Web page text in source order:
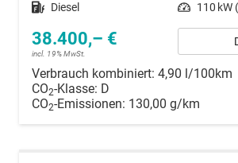
Kraftstoff Diesel Leistung 110 kW
38.400,– €
incl. 19% MwSt.
Verbrauch kombiniert: 4,90 l/100km
CO2-Klasse: D
CO2-Emissionen: 130,00 g/km